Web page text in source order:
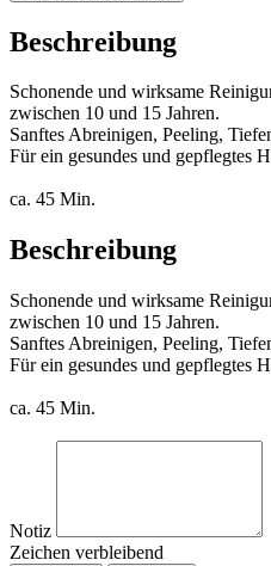
Beschreibung
Schonende und wirksame
zwischen 10 und 15 Jahren.
Sanftes Abreinigen, Peeling,
Für ein gesundes und gepflegtes
ca. 45 Min.
Beschreibung
Schonende und wirksame
zwischen 10 und 15 Jahren.
Sanftes Abreinigen, Peeling,
Für ein gesundes und gepflegtes
ca. 45 Min.
Notiz
Zeichen verbleibend